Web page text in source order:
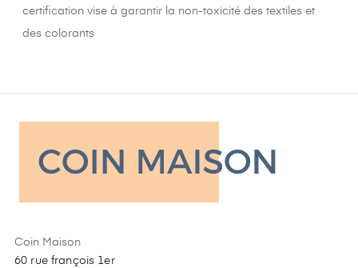
certification vise à garantir la non-toxicité des textiles et
des colorants
Coin Maison
60 rue françois 1er